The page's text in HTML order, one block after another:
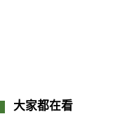
大家都在看